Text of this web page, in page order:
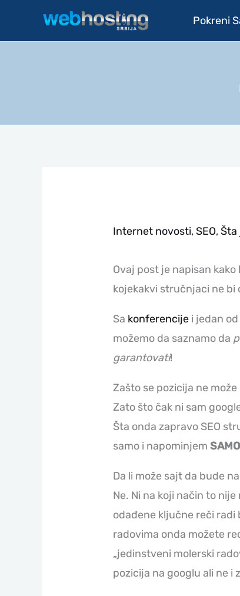
Pokreni
Internet novosti, SEO, Šta
Ovaj post je napisan
kojekakvi stručnjaci ne bi
Sa konferencije i jedan
možemo da saznamo da
garantovati!
Zašto se pozicija ne
Zato što čak ni sam
Šta onda zapravo SEO
samo i napominjemSAMO
Da li može sajt da bude
Ne. Ni na koji način to
odađene ključne reči radi
radovima onda možete
„jedinstveni molerski
pozicija na googlu ali ne i